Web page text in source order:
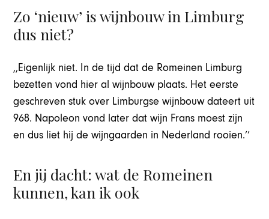
Zo ‘nieuw’ is wijnbouw in Limburg
dus niet?
,,Eigenlijk niet. In de tijd dat de Romeinen Limburg
bezetten vond hier al wijnbouw plaats. Het eerste
geschreven stuk over Limburgse wijnbouw dateert uit
968. Napoleon vond later dat wijn Frans moest zijn
en dus liet hij de wijngaarden in Nederland rooien.’’
En jij dacht: wat de Romeinen
kunnen, kan ik ook